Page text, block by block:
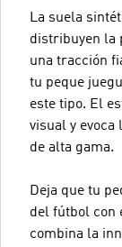
La suela
distribuyen la
una tracción
tu peque
este tipo. El
visual y evoca
de alta gama.
Deja que tu
del fútbol con
combina la